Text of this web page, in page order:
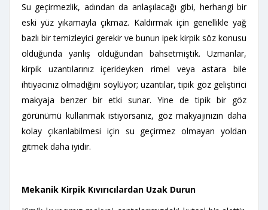
Su geçirmezlik, adından da anlaşılacağı gibi, herhangi bir
eski yüz yıkamayla çıkmaz. Kaldırmak için genellikle yağ
bazlı bir temizleyici gerekir ve bunun ipek kirpik söz konusu
olduğunda yanlış olduğundan bahsetmiştik. Uzmanlar,
kirpik uzantılarınız içerideyken rimel veya astara bile
ihtiyacınız olmadığını söylüyor; uzantılar, tipik göz geliştirici
makyaja benzer bir etki sunar. Yine de tipik bir göz
görünümü kullanmak istiyorsanız, göz makyajınızın daha
kolay çıkarılabilmesi için su geçirmez olmayan yoldan
gitmek daha iyidir.
Mekanik Kirpik Kıvırıcılardan Uzak Durun